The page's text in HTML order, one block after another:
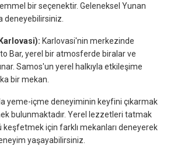
bir seçenektir. Geleneksel Yunan
deneyebilirsiniz.
Karlovasi'nin merkezinde
Bar, yerel bir atmosferde biralar ve
Samos'un yerel halkıyla etkileşime
bir mekan.
yeme-içme deneyiminin keyfini çıkarmak
bulunmaktadır. Yerel lezzetleri tatmak
keşfetmek için farklı mekanları deneyerek
yaşayabilirsiniz.